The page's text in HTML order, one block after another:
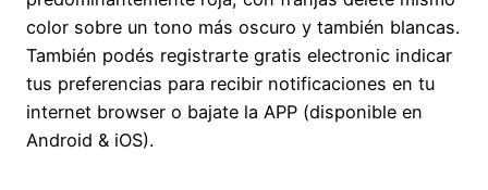
color sobre un tono más oscuro y también blancas.
También podés registrarte gratis electronic indicar
tus preferencias para recibir notificaciones en tu
internet browser o bajate la APP (disponible en
Android & iOS).